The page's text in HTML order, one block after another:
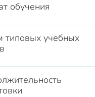
обучения
типовых учебных